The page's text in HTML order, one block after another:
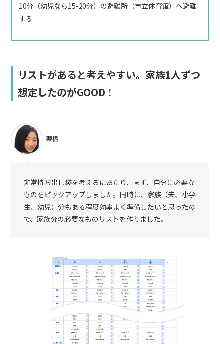
10分（幼児なら15-20分）の避難所（市立体育館）へ避難
する
リストがあると考えやすい。家族1人ずつ
想定したのがGOOD！
栗栖
非常持ち出し袋を考えるにあたり、まず、自分に必要な
ものをピックアップしました。同時に、家族（夫、小学
生、幼児）分もある程度効率よく準備したいと思ったの
で、家族分の必要なものリストを作りました。